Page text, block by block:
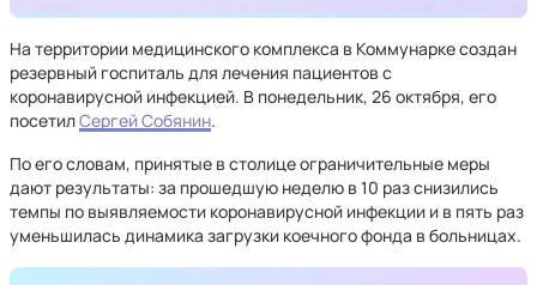
На территории медицинского комплекса в Коммунарке создан
резервный госпиталь для лечения пациентов с
коронавирусной инфекцией. В понедельник, 26 октября, его
посетилСергей Собянин.
По его словам, принятые в столице ограничительные меры
дают результаты: за прошедшую неделю в 10 раз снизились
темпы по выявляемости коронавирусной инфекции и в пять раз
уменьшилась динамика загрузки коечного фонда в больницах.